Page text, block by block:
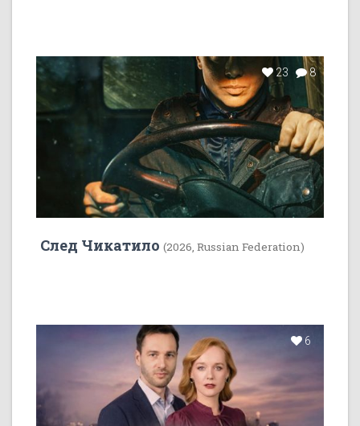
23 8
След Чикатило (2026, Russian Federation)
6